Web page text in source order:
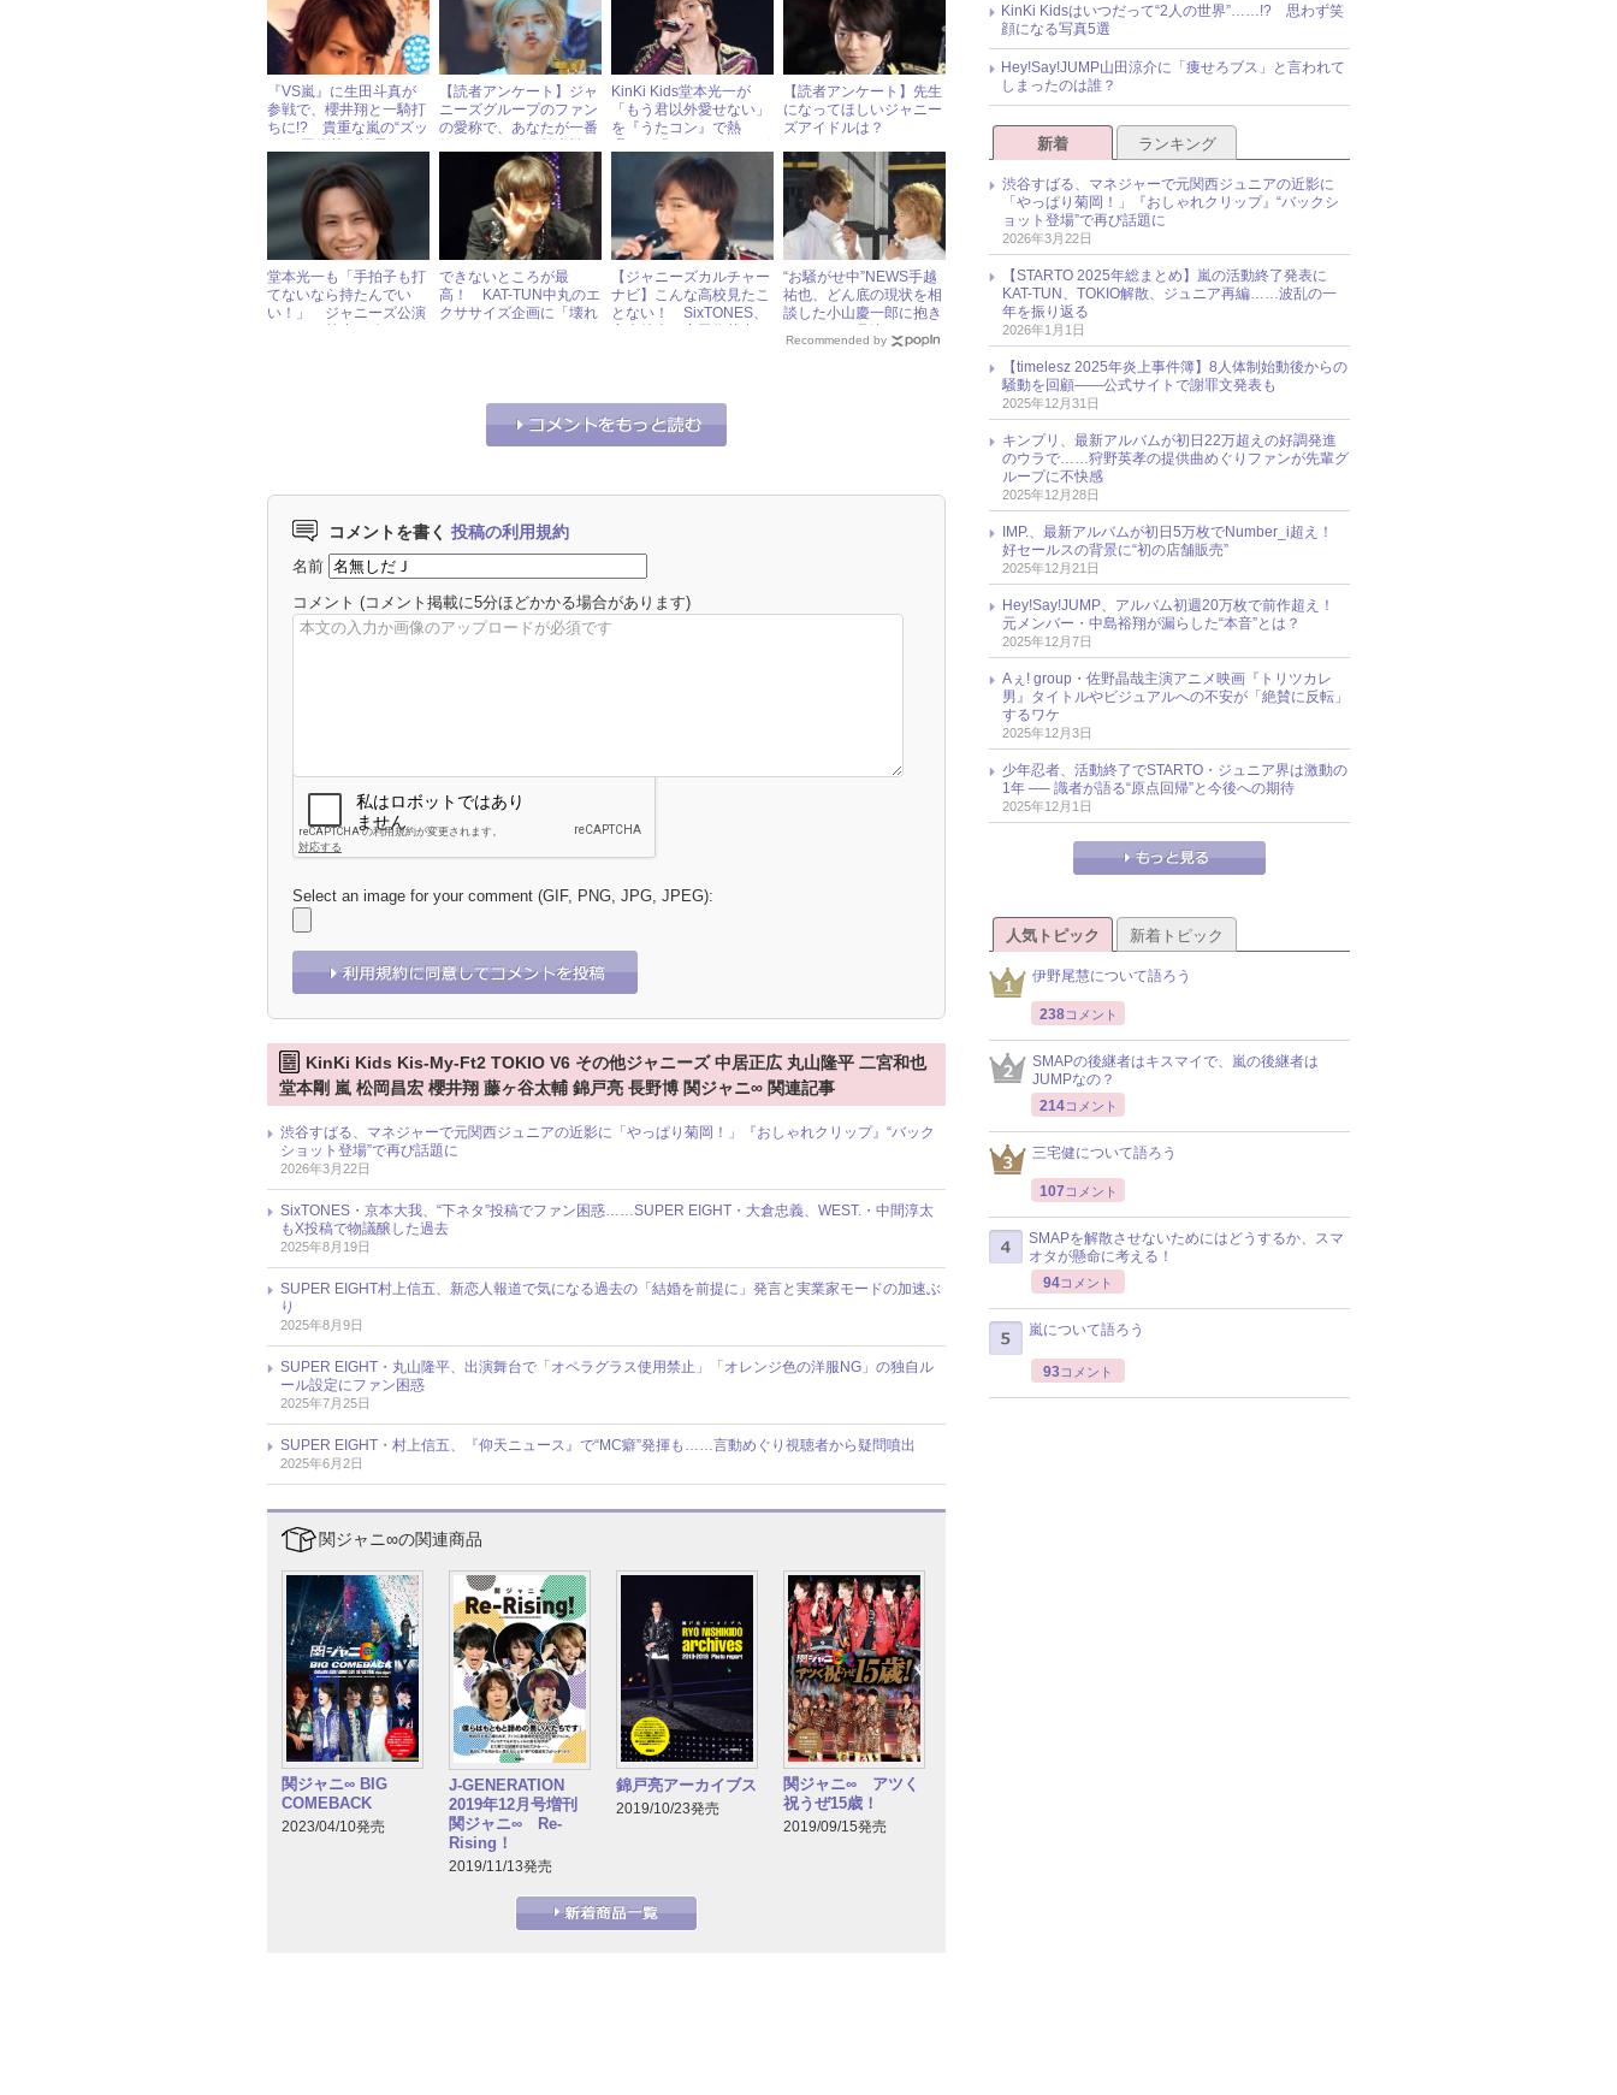
『VS嵐』に生田斗真が
参戦で、櫻井翔と一騎打
ちに!? 貴重な嵐の“ズッ
【読者アンケート】ジャ
ニーズグループのファン
の愛称で、あなたが一番
KinKi Kids堂本光一が
「もう君以外愛せない」
を『うたコン』で熱
で!?」とファンが驚くワ
【読者アンケート】先生
になってほしいジャニー
ズアイドルは？
堂本光一も「手拍子も打
てないなら持たんでい
い！」 ジャニーズ公演
できないところが最
高！ KAT-TUN中丸のエ
クササイズ企画に「壊れ
【ジャニーズカルチャー
ナビ】こんな高校見たこ
とない！ SixTONES、
“お騒がせ中”NEWS手越
祐也、どん底の現状を相
談した小山慶一郎に抱き
Recommended by
コメントを書く 投稿の利用規約
名前
コメント (コメント掲載に5分ほどかかる場合があります)
Select an image for your comment (GIF, PNG, JPG, JPEG):
KinKi Kids Kis-My-Ft2 TOKIO V6 その他ジャニーズ 中居正広 丸山隆平 二宮和也
堂本剛 嵐 松岡昌宏 櫻井翔 藤ヶ谷太輔 錦戸亮 長野博 関ジャニ∞ 関連記事
渋谷すばる、マネジャーで元関西ジュニアの近影に「やっぱり菊岡！」『おしゃれクリップ』“バック
ショット登場”で再び話題に
2026年3月22日
SixTONES・京本大我、“下ネタ”投稿でファン困惑……SUPER EIGHT・大倉忠義、WEST.・中間淳太
もX投稿で物議醸した過去
2025年8月19日
SUPER EIGHT村上信五、新恋人報道で気になる過去の「結婚を前提に」発言と実業家モードの加速ぶ
り
2025年8月9日
SUPER EIGHT・丸山隆平、出演舞台で「オペラグラス使用禁止」「オレンジ色の洋服NG」の独自ル
ール設定にファン困惑
2025年7月25日
SUPER EIGHT・村上信五、『仰天ニュース』で“MC癖”発揮も……言動めぐり視聴者から疑問噴出
2025年6月2日
関ジャニ∞の関連商品
関ジャニ∞ BIG
COMEBACK
2023/04/10発売
J-GENERATION
2019年12月号増刊
関ジャニ∞ Re-
Rising！
2019/11/13発売
錦戸亮アーカイブス
2019/10/23発売
関ジャニ∞ アツく
祝うぜ15歳！
2019/09/15発売
KinKi Kidsはいつだって“2人の世界”……!? 思わず笑
顔になる写真5選
Hey!Say!JUMP山田涼介に「痩せろブス」と言われて
しまったのは誰？
新着 ランキング
渋谷すばる、マネジャーで元関西ジュニアの近影に
「やっぱり菊岡！」『おしゃれクリップ』“バックシ
ョット登場”で再び話題に
2026年3月22日
【STARTO 2025年総まとめ】嵐の活動終了発表に
KAT-TUN、TOKIO解散、ジュニア再編……波乱の一
年を振り返る
2026年1月1日
【timelesz 2025年炎上事件簿】8人体制始動後からの
騒動を回顧――公式サイトで謝罪文発表も
2025年12月31日
キンプリ、最新アルバムが初日22万超えの好調発進
のウラで……狩野英孝の提供曲めぐりファンが先輩グ
ループに不快感
2025年12月28日
IMP.、最新アルバムが初日5万枚でNumber_i超え！
好セールスの背景に“初の店舗販売”
2025年12月21日
Hey!Say!JUMP、アルバム初週20万枚で前作超え！
元メンバー・中島裕翔が漏らした“本音”とは？
2025年12月7日
Aぇ! group・佐野晶哉主演アニメ映画『トリツカレ
男』タイトルやビジュアルへの不安が「絶賛に反転」
するワケ
2025年12月3日
少年忍者、活動終了でSTARTO・ジュニア界は激動の
1年 ── 識者が語る“原点回帰”と今後への期待
2025年12月1日
人気トピック 新着トピック
伊野尾慧について語ろう
238コメント
SMAPの後継者はキスマイで、嵐の後継者は
JUMPなの？
214コメント
三宅健について語ろう
107 コメント
SMAPを解散させないためにはどうするか、スマ
オタが懸命に考える！
94コメント
嵐について語ろう
93コメント